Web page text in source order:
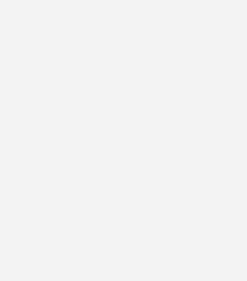
für
Timbertower hat den weltweit ersten
Windturbine fertiggestellt. Nun
hohe Windmast das Industriegebiet in
Am 10. und 11. Oktober soll das
mit der Montage des Maschinenhauses
werden. Noch vor Ablauf des Jahres
Strom
führt neuen digitalen